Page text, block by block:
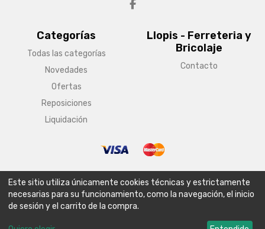
Categorías
Todas las categorías
Novedades
Ofertas
Reposiciones
Liquidación
Llopis - Ferreteria y
Bricolaje
Contacto
Aviso legal Condiciones generales de venta
Política de envío
Política de privacidad
Política de cookies
Este sitio utiliza únicamente cookies técnicas y estrictamente
necesarias para su funcionamiento, como la navegación, el inicio
de sesión y el carrito de la compra.